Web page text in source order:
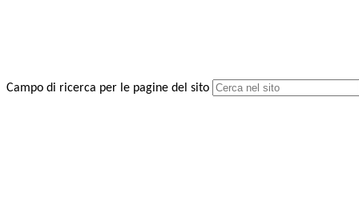
Campo di ricerca per le pagine del sito